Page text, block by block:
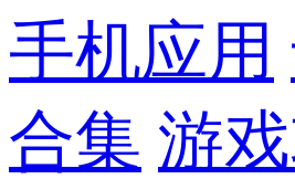
手机应用
合集 游